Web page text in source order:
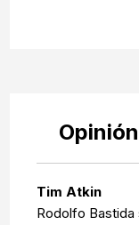
Tim Atkin
Rodolfo